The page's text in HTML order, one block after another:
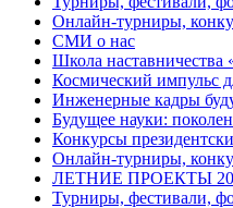
Онлайн-турниры,
СМИ о нас
Школа наставничества
Космический импульс
Инженерные кадры
Будущее науки:
Конкурсы
Онлайн-турниры,
ЛЕТНИЕ ПРОЕКТЫ
Турниры, фестивали,